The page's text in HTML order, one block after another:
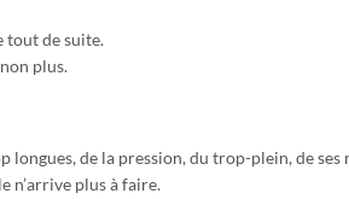
tout de suite.
plus.
longues, de la pression, du trop-plein, de
n’arrive plus à faire.